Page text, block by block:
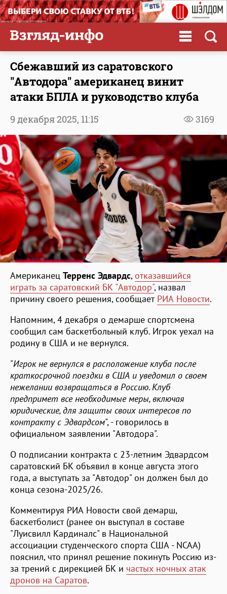
Сбежавший из саратовского
"Автодора" американец винит
атаки БПЛА и руководство клуба
3169
9 декабря 2025, 11:15
Американец Терренс Эдвардс, отказавшийся
играть за саратовский БК "Автодор", назвал
причину своего решения, сообщает РИА Новости.
Напомним, 4 декабря о демарше спортсмена
сообщил сам баскетбольный клуб. Игрок уехал на
родину в США и не вернулся.
"Игрок не вернулся в расположение клуба после
краткосрочной поездки в США и уведомил о своем
нежелании возвращаться в Россию. Клуб
предпримет все необходимые меры, включая
юридические, для защиты своих интересов по
контракту с Эдвардсом", - говорилось в
официальном заявлении "Автодора".
О подписании контракта с 23-летним Эдвардсом
саратовский БК объявил в конце августа этого
года, а выступать за "Автодор" он должен был до
конца сезона-2025/26.
Комментируя РИА Новости свой демарш,
баскетболист (ранее он выступал в составе
"Луисвилл Кардиналс" в Национальной
ассоциации студенческого спорта США - NCAA)
пояснил, что принял решение покинуть Россию из-
за трений с дирекцией БК и частых ночных атак
дронов на Саратов.